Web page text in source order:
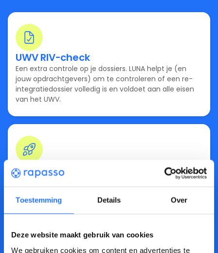
Toestemming Details Over
Deze website maakt gebruik van cookies
We gebruiken cookies om content en advertenties te
UWV RIV-check
Een extra controle op je dossiers. LUNA helpt je (en
jouw opdrachtgevers) om te controleren of een re-
integratiedossier volledig is en voldoet aan alle eisen
van het UWV.
Spoor 2 kickstarter
Start razendsnel een nieuw traject. LUNA leest
rapport) voor je door en zet de relevante informatie
direct op de juiste plek in Rapasso.